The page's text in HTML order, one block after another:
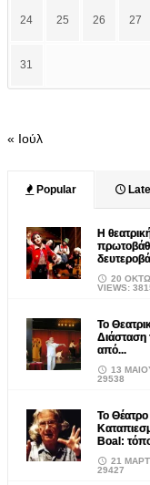
24 25 26 27
31
« Ιούλ
Popular
Η
20
VIEWS:
Το
Διάσταση
από...
13
29538
Το
Boal:
21
29427